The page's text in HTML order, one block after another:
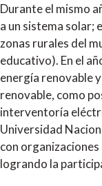
Durante el mismo
a un sistema
zonas rurales del
educativo). En el
energía renovable
renovable, como
interventoría
Universidad
con
logrando la